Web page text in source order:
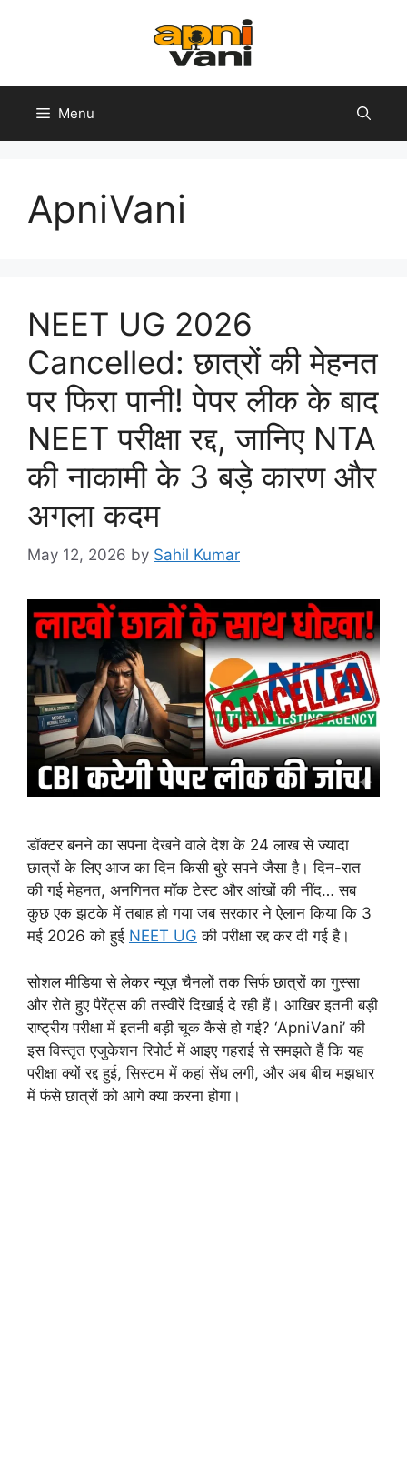
Menu
ApniVani
NEET UG 2026
Cancelled: छात्रों की मेहनत
पर फिरा पानी! पेपर लीक के बाद
NEET परीक्षा रद्द, जानिए NTA
की नाकामी के 3 बड़े कारण और
अगला कदम
May 12, 2026 by Sahil Kumar
डॉक्टर बनने का सपना देखने वाले देश के 24 लाख से ज्यादा
छात्रों के लिए आज का दिन किसी बुरे सपने जैसा है। दिन-रात
की गई मेहनत, अनगिनत मॉक टेस्ट और आंखों की नींद… सब
कुछ एक झटके में तबाह हो गया जब सरकार ने ऐलान किया कि 3
मई 2026 को हुई NEET UG की परीक्षा रद्द कर दी गई है।
सोशल मीडिया से लेकर न्यूज़ चैनलों तक सिर्फ छात्रों का गुस्सा
और रोते हुए पैरेंट्स की तस्वीरें दिखाई दे रही हैं। आखिर इतनी बड़ी
राष्ट्रीय परीक्षा में इतनी बड़ी चूक कैसे हो गई? ‘ApniVani’ की
इस विस्तृत एजुकेशन रिपोर्ट में आइए गहराई से समझते हैं कि यह
परीक्षा क्यों रद्द हुई, सिस्टम में कहां सेंध लगी, और अब बीच मझधार
में फंसे छात्रों को आगे क्या करना होगा।